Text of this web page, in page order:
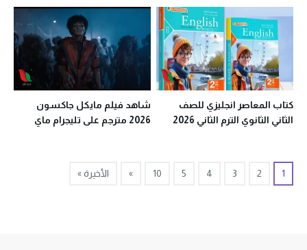
كتاب المعاصر انجليزي للصف
الثاني الثانوي الترم الثاني 2026
شاهد فيلم مايكل جاكسون
2026 مترجم على تليجرام ماي
1
2
3
4
5
10
» الأخيرة »